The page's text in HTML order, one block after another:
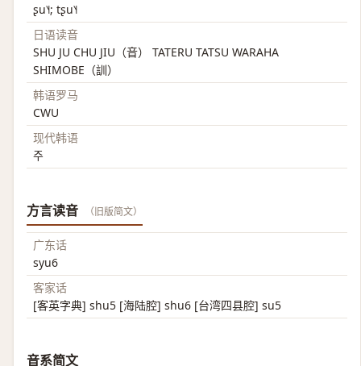
ʂu˥˧; tʂu˥˧
日语读音
SHU JU CHU JIU（音） TATERU TATSU WARAHA
SHIMOBE（訓）
韩语罗马
CWU
现代韩语
주
方言读音 （旧版简文）
广东话
syu6
客家话
[客英字典] shu5 [海陆腔] shu6 [台湾四县腔] su5
音系简文